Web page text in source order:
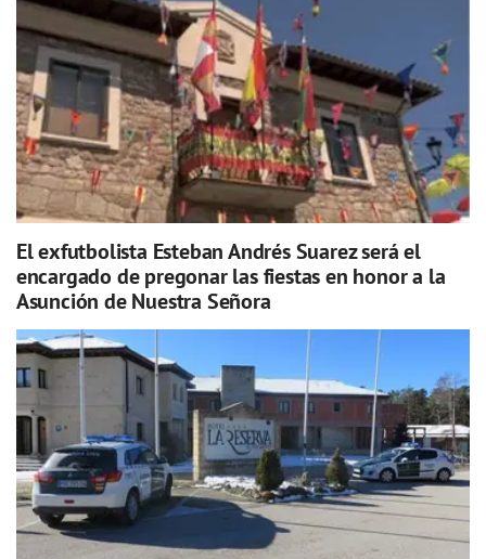
El exfutbolista Esteban Andrés Suarez será el
encargado de pregonar las fiestas en honor a la
Asunción de Nuestra Señora